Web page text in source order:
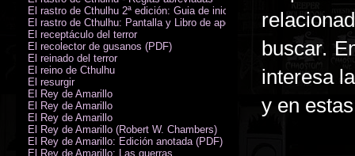
buscar.
interesa
y en
El rastro de Cthulhu 2ª edición: Guia de inicio (PDF)
El rastro de Cthulhu: Pantalla y Libro de apoyo del Guardián
El receptáculo del terror
El recolector de gusanos (PDF)
El reinado del terror
El reino de Cthulhu
El resurgir
El Rey de Amarillo
El Rey de Amarillo
El Rey de Amarillo
El Rey de Amarillo (Robert W. Chambers)
El Rey de Amarillo: Edición anotada (PDF)
El Rey de Amarillo: Las guerras